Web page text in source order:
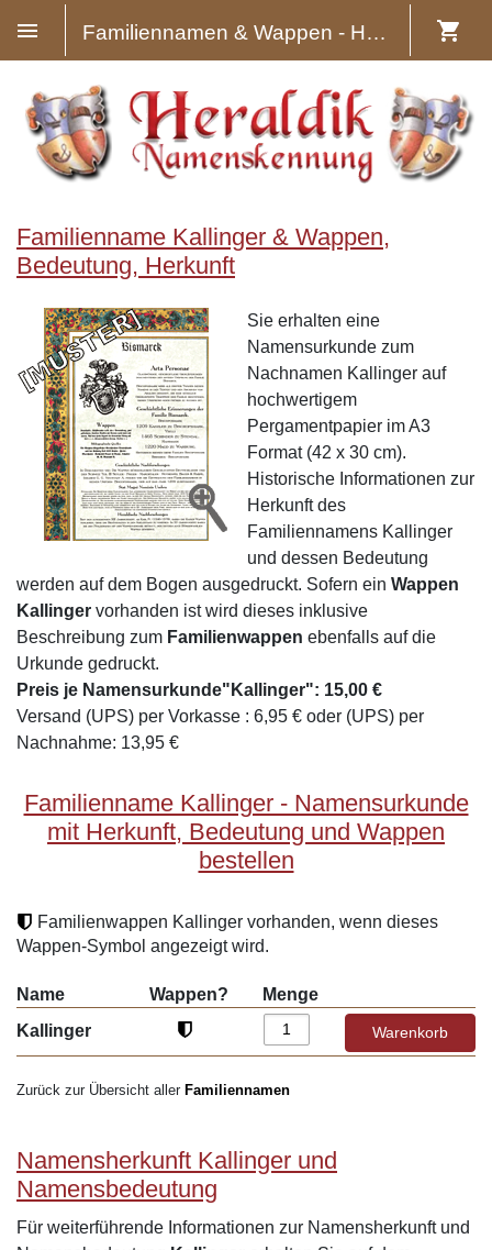
Familiennamen & Wappen - Heraldik
Familienname Kallinger & Wappen,
Bedeutung, Herkunft
Sie erhalten eine
Namensurkunde zum
Nachnamen Kallinger auf
hochwertigem
Pergamentpapier im A3
Format (42 x 30 cm).
Historische Informationen zur
Herkunft des
Familiennamens Kallinger
und dessen Bedeutung
werden auf dem Bogen ausgedruckt. Sofern ein Wappen
Kallinger vorhanden ist wird dieses inklusive
Beschreibung zum Familienwappen ebenfalls auf die
Urkunde gedruckt.
Preis je Namensurkunde"Kallinger": 15,00 €
Versand (UPS) per Vorkasse : 6,95 € oder (UPS) per
Nachnahme: 13,95 €
Familienname Kallinger - Namensurkunde
mit Herkunft, Bedeutung und Wappen
bestellen
Familienwappen Kallinger vorhanden, wenn dieses
Wappen-Symbol angezeigt wird.
Name Wappen?
Menge
Kallinger
Zurück zur Übersicht aller Familiennamen
Namensherkunft Kallinger und
Namensbedeutung
Für weiterführende Informationen zur Namensherkunft und